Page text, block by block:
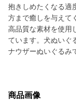
抱きしめたくなる適
方まで癒しを与えて
高品質な素材を使用
ています。犬ぬいぐ
ナウザーぬいぐるみ
商品画像